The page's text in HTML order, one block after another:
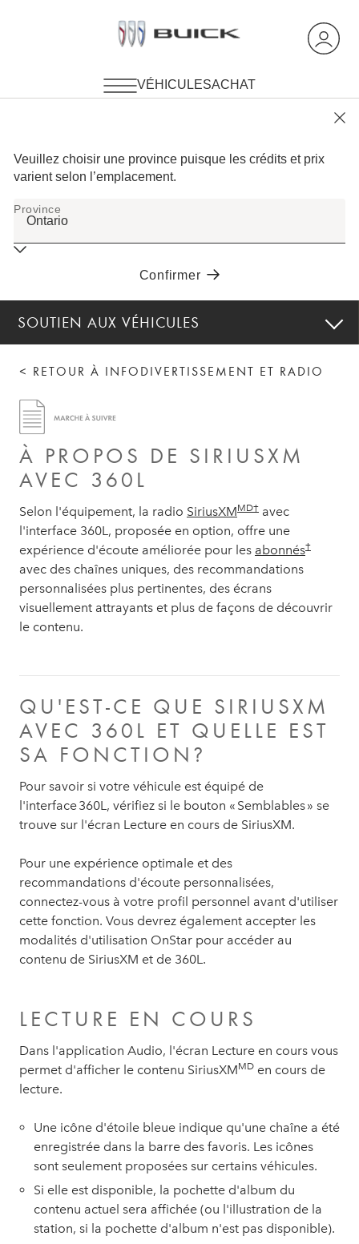
SOUTIEN AUX VÉHICULES
< RETOUR À INFODIVERTISSEMENT ET RADIO
À PROPOS DE SIRIUSXM
AVEC 360L
Selon l'équipement, la radio SiriusXMMD† avec
l'interface 360L, proposée en option, offre une
expérience d'écoute améliorée pour les abonnés†
avec des chaînes uniques, des recommandations
personnalisées plus pertinentes, des écrans
visuellement attrayants et plus de façons de découvrir
le contenu.
QU'EST-CE QUE SIRIUSXM
AVEC 360L ET QUELLE EST
SA FONCTION?
Pour savoir si votre véhicule est équipé de
l'interface 360L, vérifiez si le bouton « Semblables » se
trouve sur l'écran Lecture en cours de SiriusXM.
Pour une expérience optimale et des
recommandations d'écoute personnalisées,
connectez-vous à votre profil personnel avant d'utiliser
cette fonction. Vous devrez également accepter les
modalités d'utilisation OnStar pour accéder au
contenu de SiriusXM et de 360L.
LECTURE EN COURS
Dans l'application Audio, l'écran Lecture en cours vous
permet d'afficher le contenu SiriusXMMD en cours de
lecture.
Une icône d'étoile bleue indique qu'une chaîne a été
enregistrée dans la barre des favoris. Les icônes
sont seulement proposées sur certains véhicules.
Si elle est disponible, la pochette d'album du
contenu actuel sera affichée (ou l'illustration de la
station, si la pochette d'album n'est pas disponible).